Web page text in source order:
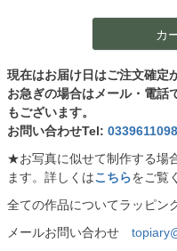
カ
現在はお届け日はご注文確定
お急ぎの場合はメール・電話
もございます。
お問い合わせTel: 0339611098
★お写真に似せて制作する場
ます。詳しくはこちらをご覧
全ての作品についてラッピン
メールお問い合わせ